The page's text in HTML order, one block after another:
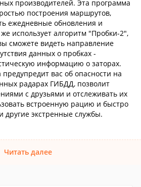
производителей. Эта программа
построения маршрутов,
ежедневные обновления и
использует алгоритм "Пробки-2",
сможете видеть направление
данных о пробках -
информацию о заторах.
вас об опасности на
радарах ГИБДД, позволит
с друзьями и отслеживать их
встроенную рацию и быстро
другие экстренные службы.
Читать далее